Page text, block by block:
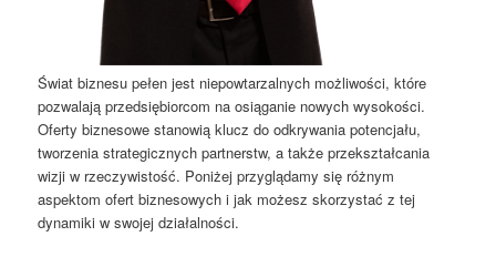
Świat biznesu pełen jest niepowtarzalnych możliwości, które
pozwalają przedsiębiorcom na osiąganie nowych wysokości.
Oferty biznesowe stanowią klucz do odkrywania potencjału,
tworzenia strategicznych partnerstw, a także przekształcania
wizji w rzeczywistość. Poniżej przyglądamy się różnym
aspektom ofert biznesowych i jak możesz skorzystać z tej
dynamiki w swojej działalności.